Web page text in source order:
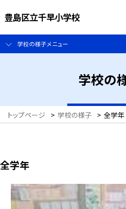
豊島区立千早小学校
学校の様子メニュー
学校の
トップページ > 学校の様子 > 全学年
全学年